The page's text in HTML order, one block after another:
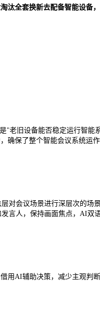
汰全套换新去配备智能设备
"老旧设备能否稳定运行智能
确保了整个智能会议系统运作
对会议场景进行深层次的场
言人，保持画面焦点，AI双
用AI辅助决策，减少主观判